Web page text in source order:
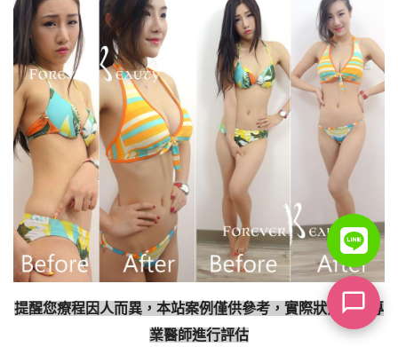
提醒您療程因人而異，本站案例僅供參考，實際狀況需由專
業醫師進行評估